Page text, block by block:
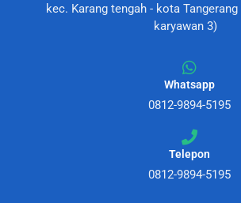
kec. Karang tengah - kota
karyawan 3)
Whatsapp
0812-9894-5195
Telepon
0812-9894-5195